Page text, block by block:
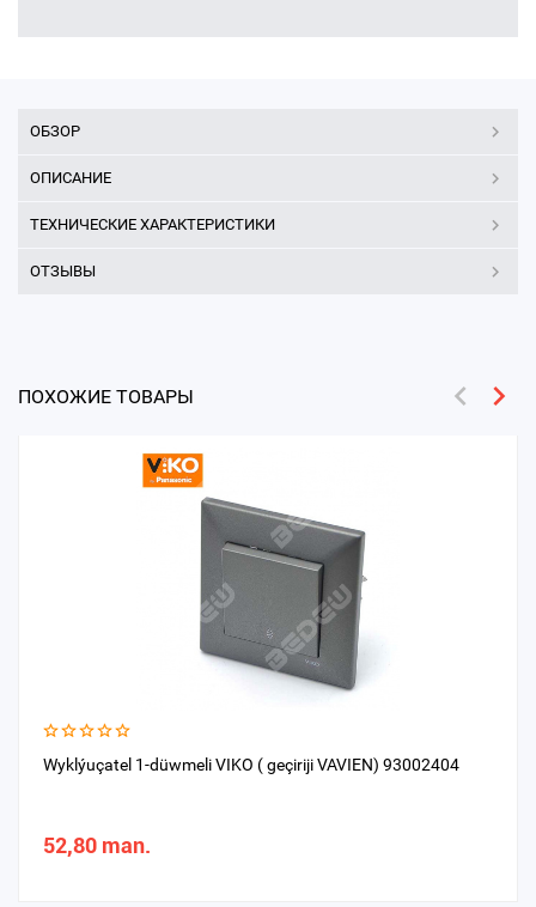
ОБЗОР
ОПИСАНИЕ
ТЕХНИЧЕСКИЕ ХАРАКТЕРИСТИКИ
ОТЗЫВЫ
ПОХОЖИЕ ТОВАРЫ
Wyklýuçatel 1-düwmeli VIKO ( geçiriji VAVIEN) 93002404
52,80 man.